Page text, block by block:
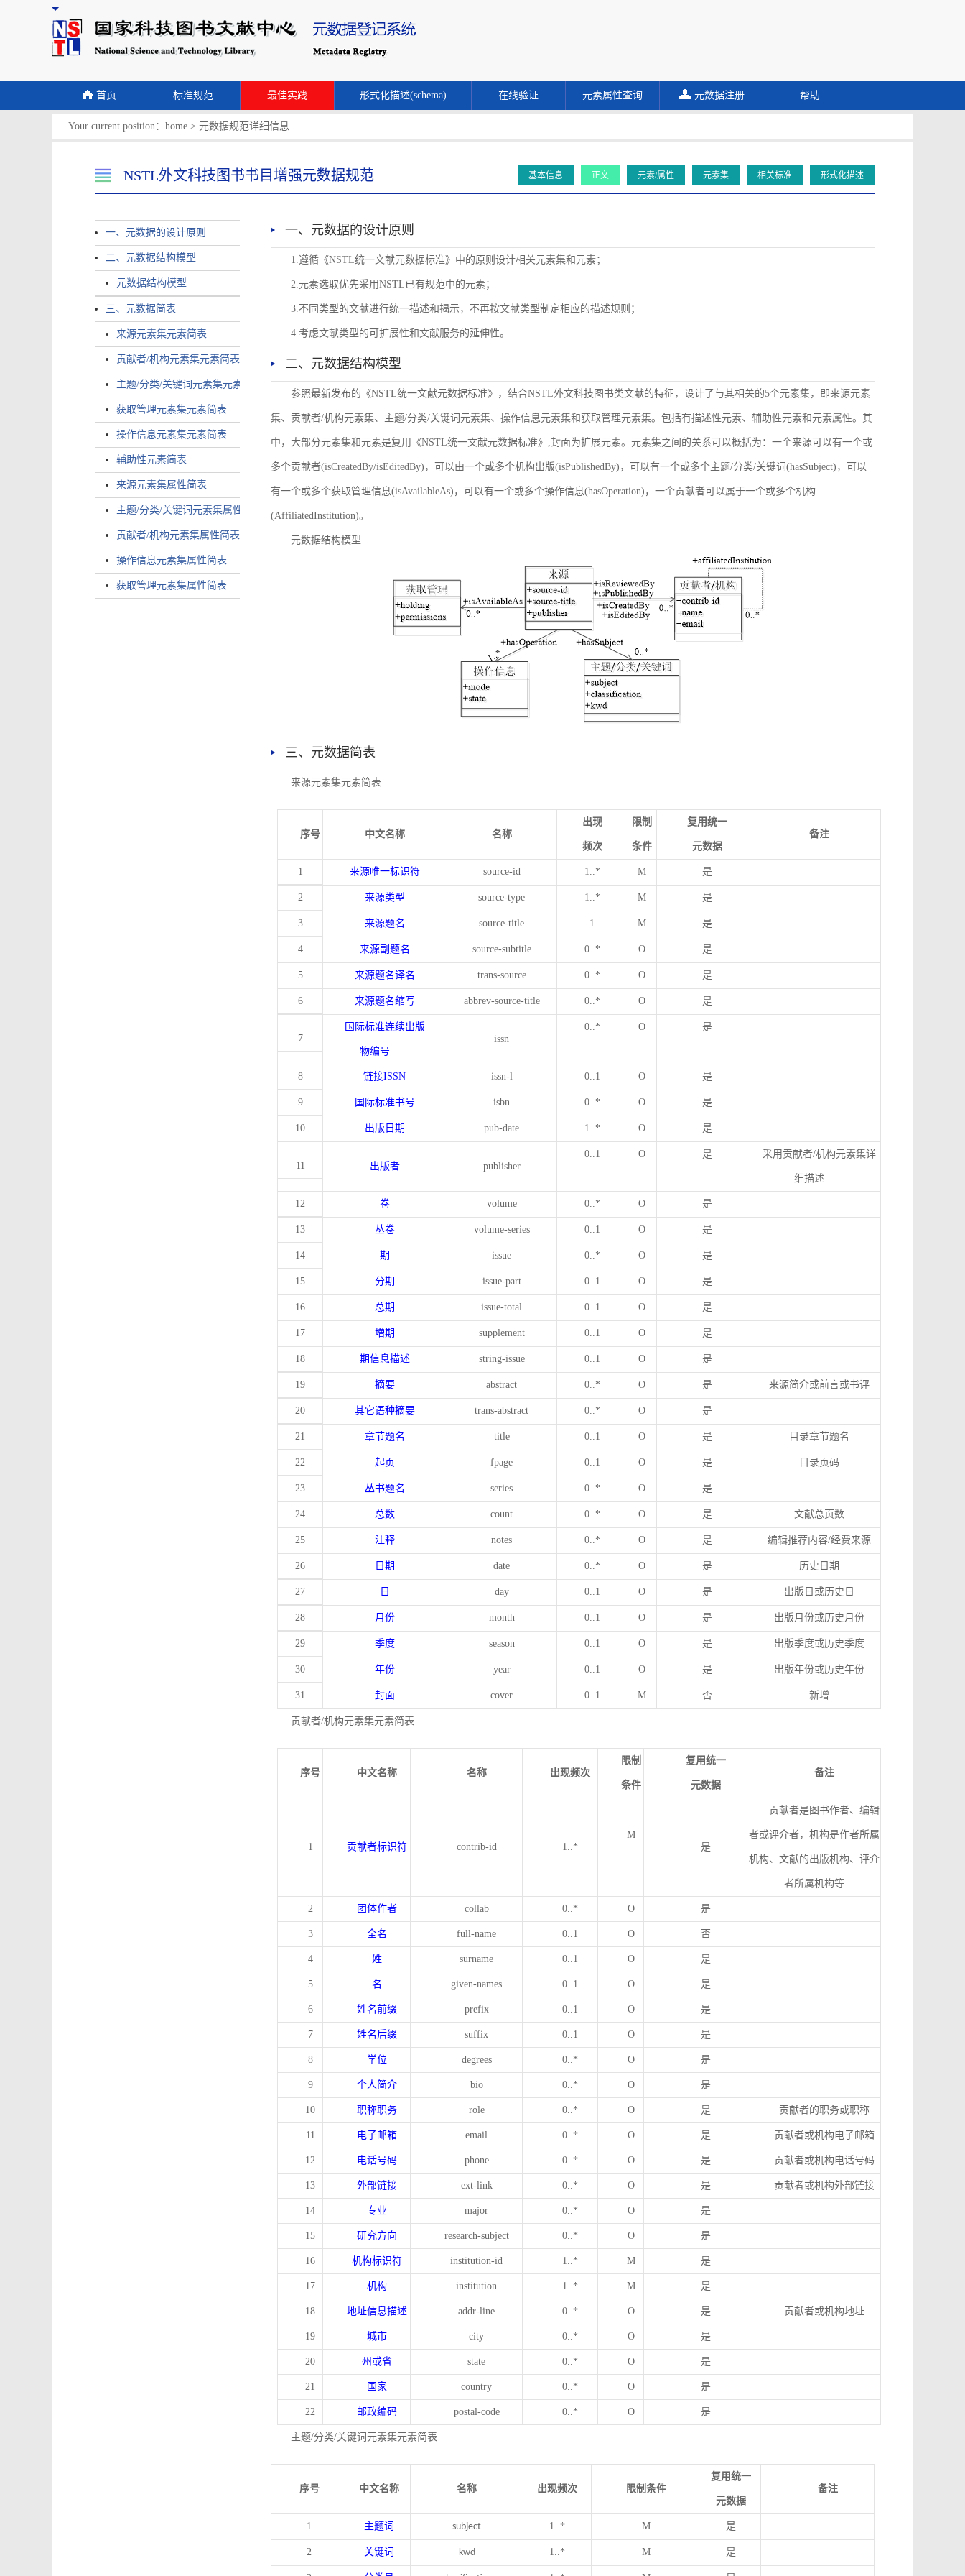
首页 标准规范 最佳实践 形式化描述(schema) 在线验证 元素属性查询 元数据注册 帮助
Your current position： home > 元数据规范详细信息
NSTL外文科技图书书目增强元数据规范 基本信息 正文 元素/属性 元素集 相关标准 形式化描述
一、元数据的设计原则
二、元数据结构模型
元数据结构模型
三、元数据简表
来源元素集元素简表
贡献者/机构元素集元素简表
主题/分类/关键词元素集元素简表
获取管理元素集元素简表
操作信息元素集元素简表
辅助性元素简表
来源元素集属性简表
主题/分类/关键词元素集属性简表
贡献者/机构元素集属性简表
操作信息元素集属性简表
获取管理元素集属性简表
一、元数据的设计原则
1.遵循《NSTL统一文献元数据标准》中的原则设计相关元素集和元素；
2.元素选取优先采用NSTL已有规范中的元素；
3.不同类型的文献进行统一描述和揭示，不再按文献类型制定相应的描述规则；
4.考虑文献类型的可扩展性和文献服务的延伸性。
二、元数据结构模型
参照最新发布的《NSTL统一文献元数据标准》，结合NSTL外文科技图书类文献的特征，设计了与其相关的5个元素集，即来源元素
集、贡献者/机构元素集、主题/分类/关键词元素集、操作信息元素集和获取管理元素集。包括有描述性元素、辅助性元素和元素属性。其
中，大部分元素集和元素是复用《NSTL统一文献元数据标准》,封面为扩展元素。元素集之间的关系可以概括为：一个来源可以有一个或
多个贡献者(isCreatedBy/isEditedBy)，可以由一个或多个机构出版(isPublishedBy)，可以有一个或多个主题/分类/关键词(hasSubject)，可以
有一个或多个获取管理信息(isAvailableAs)，可以有一个或多个操作信息(hasOperation)，一个贡献者可以属于一个或多个机构
(AffiliatedInstitution)。
元数据结构模型
三、元数据简表
来源元素集元素简表
序号 中文名称 名称
出现
频次
限制
条件
复用统一
元数据
备注
1 来源唯一标识符 source-id 1..* M 是
2 来源类型 source-type 1..* M 是
3 来源题名 source-title 1 M 是
4 来源副题名 source-subtitle 0..* O 是
5 来源题名译名 trans-source 0..* O 是
6 来源题名缩写 abbrev-source-title 0..* O 是
7
国际标准连续出版
物编号
issn
0..* O 是
8 链接ISSN issn-l 0..1 O 是
9 国际标准书号 isbn 0..* O 是
10 出版日期 pub-date 1..* O 是
11 出版者 publisher
0..1 O 是 采用贡献者/机构元素集详
细描述
12 卷 volume 0..* O 是
13 丛卷 volume-series 0..1 O 是
14 期 issue 0..* O 是
15 分期 issue-part 0..1 O 是
16 总期 issue-total 0..1 O 是
17 増期 supplement 0..1 O 是
18 期信息描述 string-issue 0..1 O 是
19 摘要 abstract 0..* O 是 来源简介或前言或书评
20 其它语种摘要 trans-abstract 0..* O 是
21 章节题名 title 0..1 O 是 目录章节题名
22 起页 fpage 0..1 O 是 目录页码
23 丛书题名 series 0..* O 是
24 总数 count 0..* O 是 文献总页数
25 注释 notes 0..* O 是 编辑推荐内容/经费来源
26 日期 date 0..* O 是 历史日期
27 日 day 0..1 O 是 出版日或历史日
28 月份 month 0..1 O 是 出版月份或历史月份
29 季度 season 0..1 O 是 出版季度或历史季度
30 年份 year 0..1 O 是 出版年份或历史年份
31 封面 cover 0..1 M 否 新增
贡献者/机构元素集元素简表
序号 中文名称 名称 出现频次
限制
条件
复用统一
元数据
备注
1 贡献者标识符 contrib-id 1..*
M
是
贡献者是图书作者、编辑
者或评介者，机构是作者所属
机构、文献的出版机构、评介
者所属机构等
2 团体作者 collab 0..* O 是
3 全名 full-name 0..1 O 否
4 姓 surname 0..1 O 是
5 名 given-names 0..1 O 是
6 姓名前缀 prefix 0..1 O 是
7 姓名后缀 suffix 0..1 O 是
8 学位 degrees 0..* O 是
9 个人简介 bio 0..* O 是
10 职称职务 role 0..* O 是 贡献者的职务或职称
11 电子邮箱 email 0..* O 是 贡献者或机构电子邮箱
12 电话号码 phone 0..* O 是 贡献者或机构电话号码
13 外部链接 ext-link 0..* O 是 贡献者或机构外部链接
14 专业 major 0..* O 是
15 研究方向 research-subject 0..* O 是
16 机构标识符 institution-id 1..* M 是
17 机构 institution 1..* M 是
18 地址信息描述 addr-line 0..* O 是 贡献者或机构地址
19 城市 city 0..* O 是
20 州或省 state 0..* O 是
21 国家 country 0..* O 是
22 邮政编码 postal-code 0..* O 是
主题/分类/关键词元素集元素简表
序号 中文名称 名称 出现频次 限制条件
复用统一
元数据
备注
1 主题词 subject 1..* M 是
2 关键词 kwd 1..* M 是